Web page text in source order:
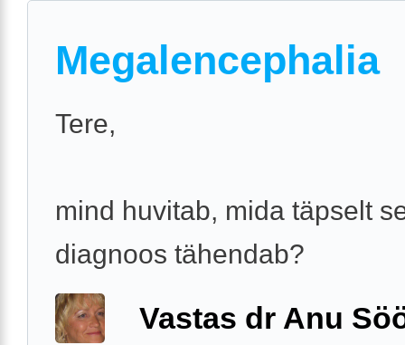
Megalencephalia
Tere,
mind huvitab, mida täpselt
diagnoos tähendab?
Vastas dr Anu